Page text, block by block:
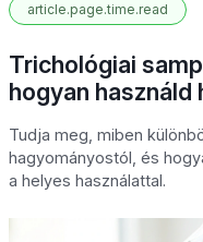
article.page.time.read
Trichológiai
hogyan használd
Tudja meg, miben
hagyományostól, és
a helyes használattal.